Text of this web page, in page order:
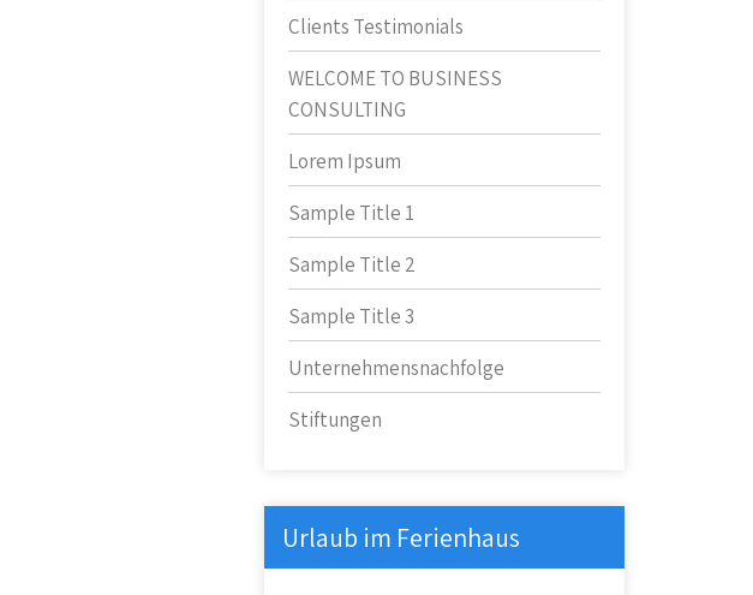
Clients Testimonials
WELCOME TO BUSINESS
CONSULTING
Lorem Ipsum
Sample Title 1
Sample Title 2
Sample Title 3
Unternehmensnachfolge
Stiftungen
Urlaub im Ferienhaus